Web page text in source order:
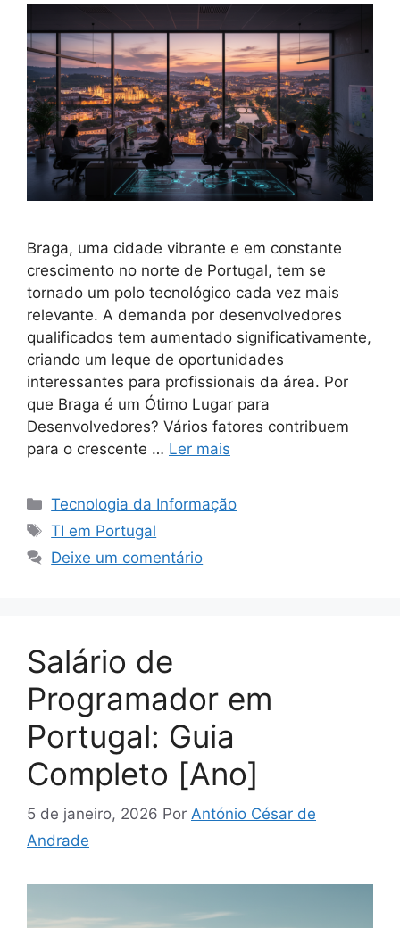
Braga, uma cidade vibrante e em constante
crescimento no norte de Portugal, tem se
tornado um polo tecnológico cada vez mais
relevante. A demanda por desenvolvedores
qualificados tem aumentado significativamente,
criando um leque de oportunidades
interessantes para profissionais da área. Por
que Braga é um Ótimo Lugar para
Desenvolvedores? Vários fatores contribuem
para o crescente … Ler mais
Categorias
Tecnologia da Informação
Tags
TI em Portugal
Deixe um comentário
Salário de
Programador em
Portugal: Guia
Completo [Ano]
5 de janeiro, 2026 Por António César de
Andrade